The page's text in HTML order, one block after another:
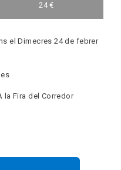
24 €
el Dimecres 24 de febrer
la Fira del Corredor